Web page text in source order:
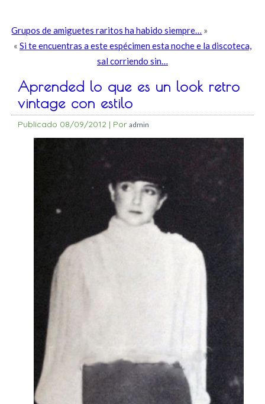
Grupos de amiguetes raritos ha habido siempre… »
« Si te encuentras a este espécimen esta noche e la discoteca,
sal corriendo sin…
Aprended lo que es un look retro
vintage con estilo
Publicado 08/09/2012 | Por admin